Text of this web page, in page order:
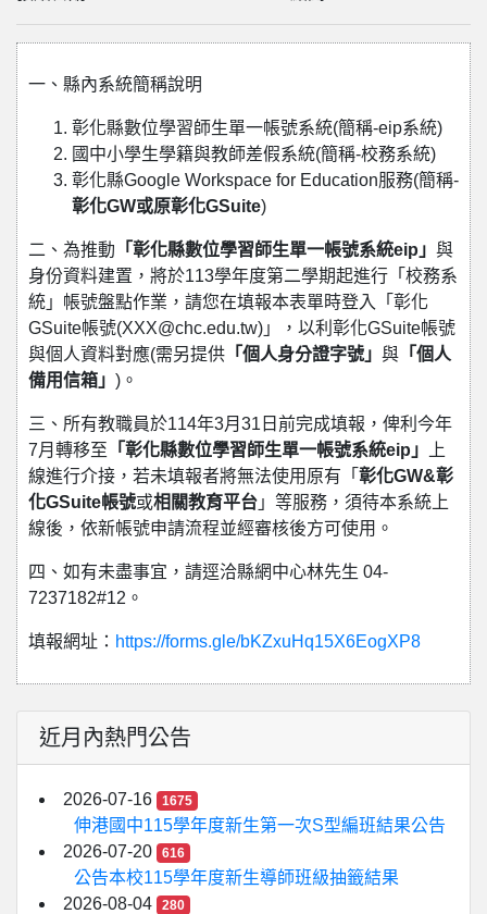
一、縣內系統簡稱說明
彰化縣數位學習師生單一帳號系統(簡稱-eip系統)
國中小學生學籍與教師差假系統(簡稱-校務系統)
彰化縣Google Workspace for Education服務(簡稱-
彰化GW或原彰化GSuite)
二、為推動 「彰化縣數位學習師生單一帳號系統eip」 與
身份資料建置，將於113學年度第二學期起進行「校務系
統」帳號盤點作業，請您在填報本表單時登入「彰化
GSuite帳號(XXX@chc.edu.tw)」，以利彰化GSuite帳號
與個人資料對應(需另提供 「個人身分證字號」 與 「個人
備用信箱」 )。
三、所有教職員於114年3月31日前完成填報，俾利今年
7月轉移至 「彰化縣數位學習師生單一帳號系統eip」
上
線進行介接，若未填報者將無法使用原有「 彰化GW&彰
化GSuite帳號或相關教育平台 」等服務，須待本系統上
線後，依新帳號申請流程並經審核後方可使用。
四、如有未盡事宜，請逕洽縣網中心林先生 04-
7237182#12。
填報網址： https://forms.gle/bKZxuHq15X6EogXP8
近月內熱門公告
2026-07-16 1675
伸港國中115學年度新生第一次S型編班結果公告
2026-07-20
616
公告本校115學年度新生導師班級抽籤結果
2026-08-04
280